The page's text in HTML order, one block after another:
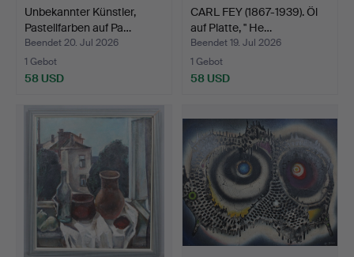
Unbekannter Künstler,
Pastellfarben auf Pa…
Beendet 20. Jul 2026
1 Gebot
58 USD
CARL FEY (1867-1939). Öl
auf Platte, '' He…
Beendet 19. Jul 2026
1 Gebot
58 USD